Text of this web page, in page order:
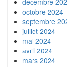
octobre 2024
septembre
juillet 2024
mai 2024
avril 2024
mars 2024